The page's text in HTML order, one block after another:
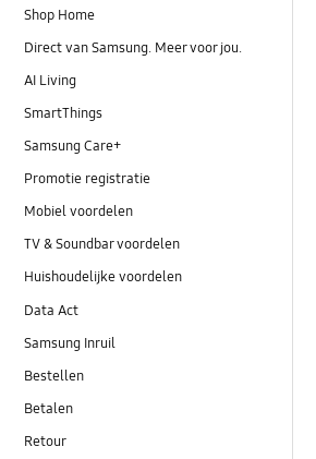
Shop Home
Direct van Samsung. Meer voor jou.
AI Living
SmartThings
Samsung Care+
Promotie registratie
Mobiel voordelen
TV & Soundbar voordelen
Huishoudelijke voordelen
Data Act
Samsung Inruil
Bestellen
Betalen
Retour